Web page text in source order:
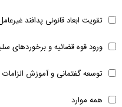
تقویت ابعاد قانونی پدافند
ورود قوه قضائیه و برخوردهای
توسعه گفتمانی و آموزش
همه موارد